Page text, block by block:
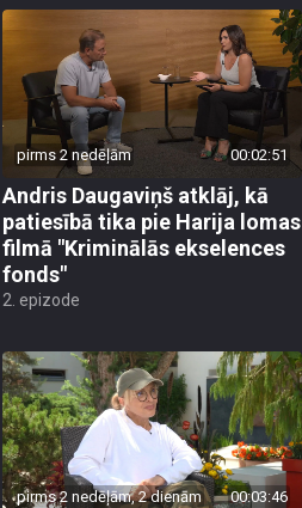
pirms 2 nedēļām 00:02:51
Andris Daugaviņš atklāj, kā
patiesībā tika pie Harija lomas
filmā "Kriminālās ekselences
fonds"
2. epizode
pirms 2 nedēļām, 2 dienām 00:03:46